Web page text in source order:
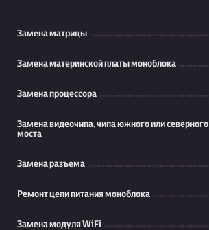
Замена матрицы
Замена материнской платы моноблока
Замена процессора
Замена видеочипа, чипа южного или северного
моста
Замена разъема
Ремонт цепи питания моноблока
Замена модуля WiFi